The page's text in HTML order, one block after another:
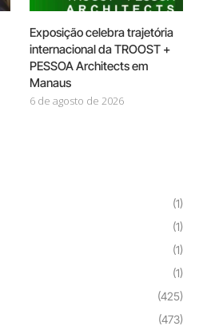
Exposição celebra trajetória
internacional da TROOST +
PESSOA Architects em
Manaus
6 de agosto de 2026
(1)
(1)
(1)
(1)
(425)
(473)